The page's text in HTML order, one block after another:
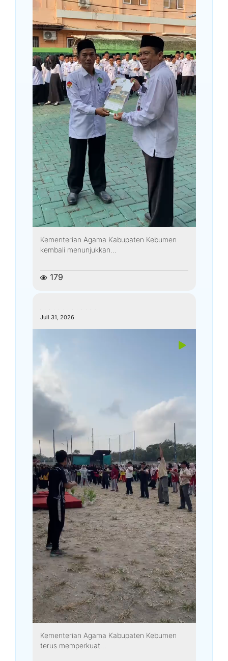
Kementerian Agama Kabupaten Kebumen
kembali menunjukkan...
179
Juli 31, 2026
Kementerian Agama Kabupaten Kebumen
terus memperkuat...